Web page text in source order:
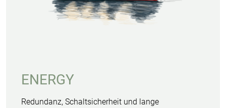
ENERGY
Redundanz, Schaltsicherheit und lange